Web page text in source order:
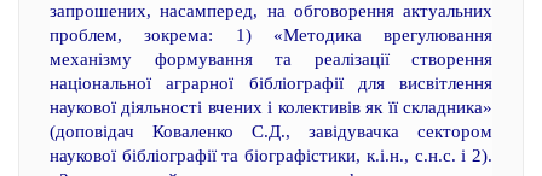
запрошених, насамперед, на обговорення актуальних
проблем, зокрема: 1) «Методика врегулювання
механізму формування та реалізації створення
національної аграрної бібліографії для висвітлення
наукової діяльності вчених і колективів як її складника»
(доповідач Коваленко С.Д., завідувачка сектором
наукової бібліографії та біографістики, к.і.н., с.н.с. і 2).